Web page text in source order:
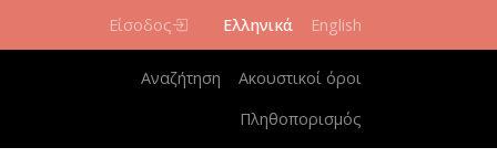
Είσοδος Ελληνικά English
Κεντρική πλοήγηση
Αναζήτηση
Ακουστικοί όροι
Πληθοπορισμός